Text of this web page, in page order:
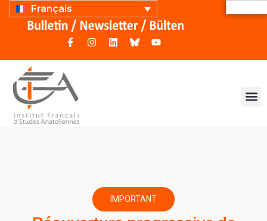
Français
IMPORTANT